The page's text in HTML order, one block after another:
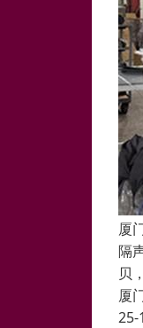
厦
隔
贝
厦
25-